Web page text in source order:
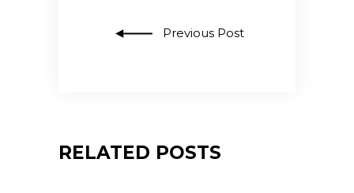
Previous Post
RELATED POSTS